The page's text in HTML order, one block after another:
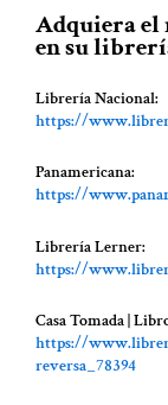
Adquiera el
en su
Librería Nacional:
https://
Panamericana:
https://
Librería Lerner:
https://
Casa Tomada |
https://
reversa_78394